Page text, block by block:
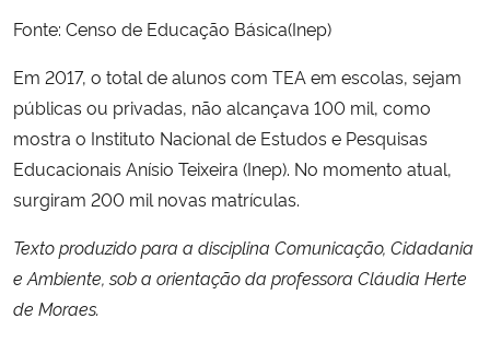
Fonte: Censo de Educação Básica(Inep)
Em 2017, o total de alunos com TEA em escolas, sejam
públicas ou privadas, não alcançava 100 mil, como
mostra o Instituto Nacional de Estudos e Pesquisas
Educacionais Anísio Teixeira (Inep). No momento atual,
surgiram 200 mil novas matrículas.
Texto produzido para a disciplina Comunicação, Cidadania
e Ambiente, sob a orientação da professora Cláudia Herte
de Moraes.